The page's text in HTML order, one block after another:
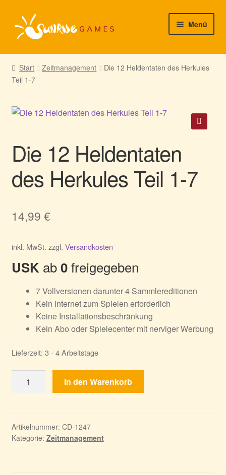
Zur
Navigation
Zum
Inhalt
Menü
► Startseite
► Neuigkeiten von uns
► Support/Hilfe
Start Zeitmanagement
Die 12 Heldentaten des Herkules
Teil 1-7
Die 12 Heldentaten
des Herkules Teil 1-7
14,99 €
inkl. MwSt. zzgl. Versandkosten
USK ab0freigegeben
7 Vollversionen darunter 4 Sammlereditionen
Kein Internet zum Spielen erforderlich
Keine Installationsbeschränkung
Kein Abo oder Spielecenter mit nerviger Werbung
Lieferzeit: 3 - 4 Arbeitstage
Herkules
Teil
In den Warenkorb
Artikelnummer: CD-1247
Kategorie: Zeitmanagement